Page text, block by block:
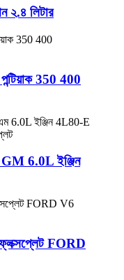
২.৪ লিটার
350 400
GM 6.0L ইঞ্জিন
FORD